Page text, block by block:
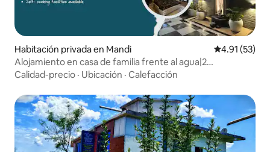
Habitación privada en Mandi Calificación
4.91 (53)
Alojamiento en casa de familia frente al agua|2
habitaciones y sala de estar + fogata gratis + acceso al río
Calidad-precio · Ubicación · Calefacción